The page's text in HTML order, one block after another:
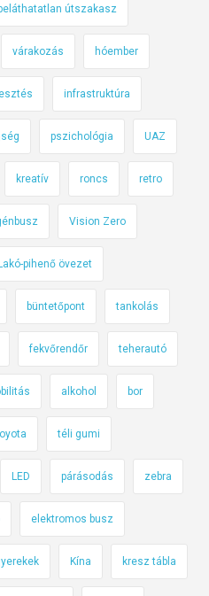
beláthatatlan útszakasz
várakozás hóember
infrastruktúra
pszichológia UAZ
kreatív roncs retro
Vision Zero
Lakó-pihenő övezet
büntetőpont tankolás
fekvőrendőr teherautó
alkohol bor
téli gumi
LED párásodás zebra
elektromos busz
Kína kresz tábla